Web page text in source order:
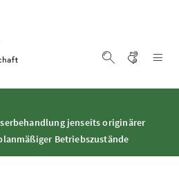
jenseits originärer
Betriebszustände